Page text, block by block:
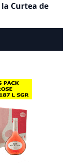
Curtea de